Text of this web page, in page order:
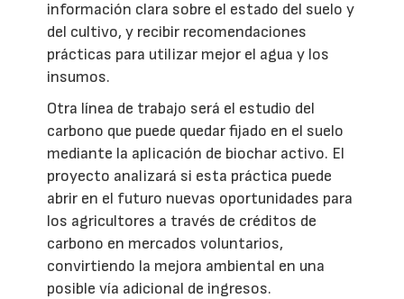
información clara sobre el estado del suelo y
del cultivo, y recibir recomendaciones
prácticas para utilizar mejor el agua y los
insumos.
Otra línea de trabajo será el estudio del
carbono que puede quedar fijado en el suelo
mediante la aplicación de biochar activo. El
proyecto analizará si esta práctica puede
abrir en el futuro nuevas oportunidades para
los agricultores a través de créditos de
carbono en mercados voluntarios,
convirtiendo la mejora ambiental en una
posible vía adicional de ingresos.